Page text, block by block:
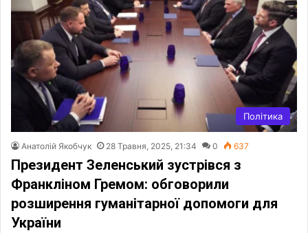
Політика
Анатолій Якобчук 28 Травня, 2025, 21:34 0 637
Президент Зеленський зустрівся з
Франкліном Гремом: обговорили
розширення гуманітарної допомоги для
України